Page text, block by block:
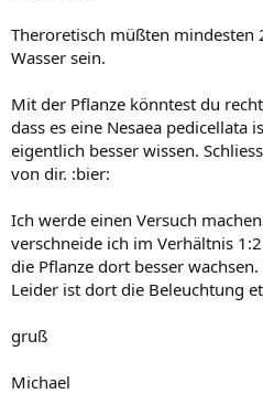
Theroretisch müßten mindesten
Wasser sein.
Mit der Pflanze könntest du
dass es eine Nesaea pedicellata
eigentlich besser wissen.
von dir. :bier:
Ich werde einen Versuch
verschneide ich im Verhältnis
die Pflanze dort besser
Leider ist dort die Beleuchtung
gruß
Michael